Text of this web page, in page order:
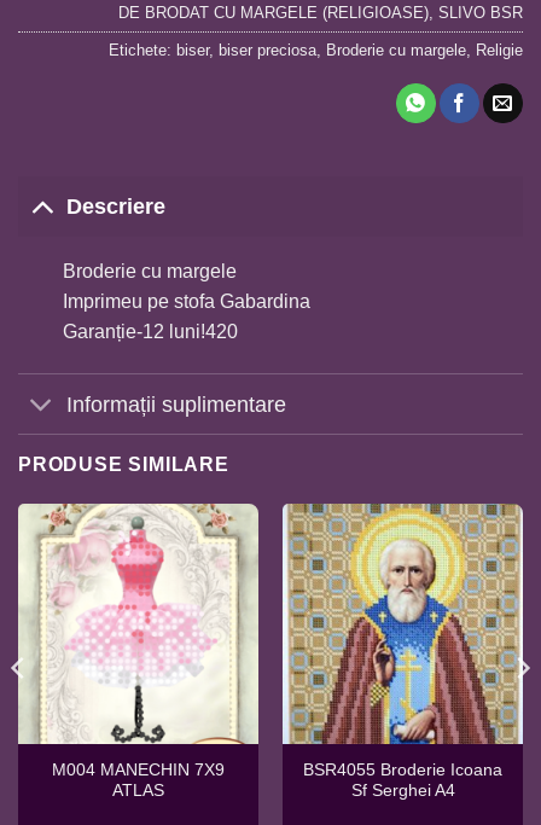
DE BRODAT CU MARGELE (RELIGIOASE) SLIVO BSR
Etichete: biser, biser preciosa Broderie cu margele Religie
Descriere
Broderie cu margele
Imprimeu pe stofa Gabardina
Garanție-12 luni!420
Informații suplimentare
PRODUSE SIMILARE
M004 MANECHIN 7X9
ATLAS
BSR4055 Broderie Icoana
Sf Serghei A4